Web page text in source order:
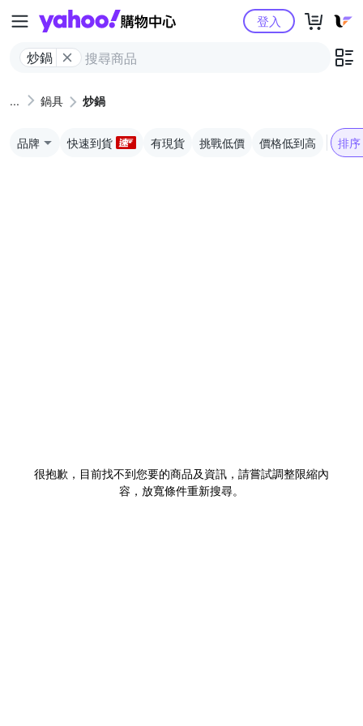
Yahoo購物中心
炒鍋
登入
鍋具 炒鍋
品牌 快速到貨 有現貨 挑戰低價 價格低到高 排序
很抱歉，目前找不到您要的商品及資訊，請嘗試調整限縮內
容，放寬條件重新搜尋。